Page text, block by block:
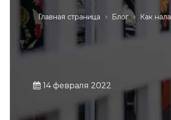
Главная страница Блог Как
14 февраля 2022